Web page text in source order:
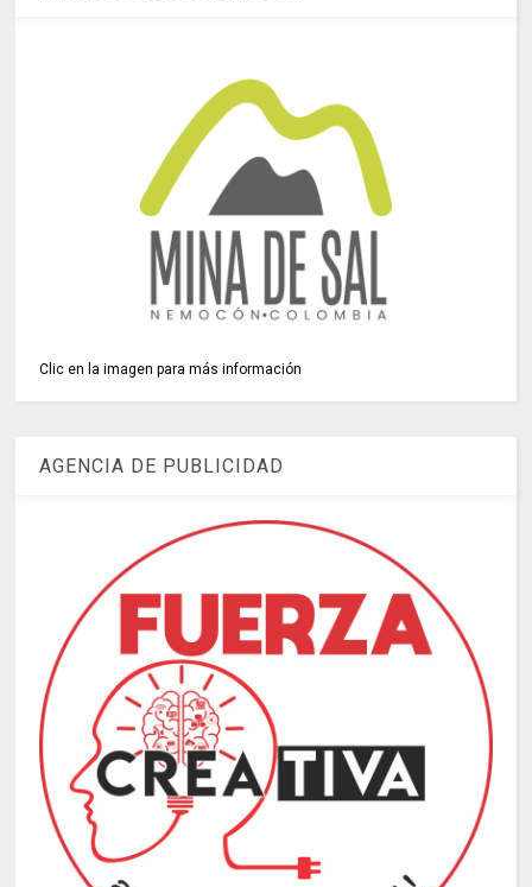
Clic en la imagen para más información
AGENCIA DE PUBLICIDAD